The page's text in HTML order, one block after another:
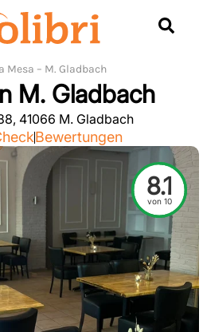
Mesa – M. Gladbach
M. Gladbach
41066 M. Gladbach
Bewertungen
8.1
von 10